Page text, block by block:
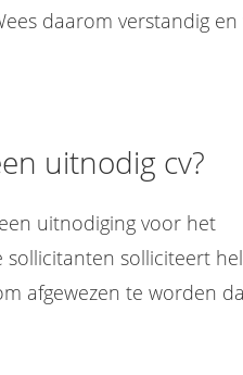
daarom verstandig
uitnodig cv?
uitnodiging voor het
solliciteert
afgewezen te worden